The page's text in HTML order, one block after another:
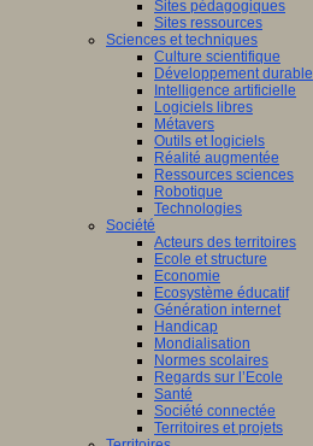
Sites pédagogiques
Sites ressources
Sciences et techniques
Culture scientifique
Développement durable
Intelligence artificielle
Logiciels libres
Métavers
Outils et logiciels
Réalité augmentée
Ressources sciences
Robotique
Technologies
Société
Acteurs des territoires
Ecole et structure
Economie
Ecosystème éducatif
Génération internet
Handicap
Mondialisation
Normes scolaires
Regards sur l’Ecole
Santé
Société connectée
Territoires et projets